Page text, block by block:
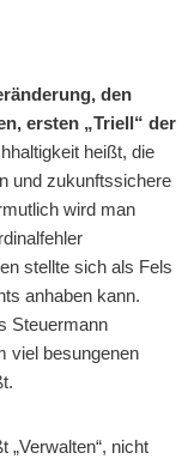
den
ersten „Triell“ der
heißt, die
und zukunftssichere
wird man
stellte sich als Fels
anhaben kann.
Steuermann
viel besungenen
„Verwalten“, nicht